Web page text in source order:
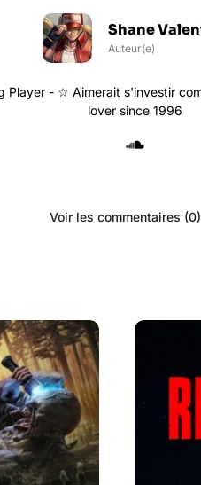
Shane
Auteur(e)
- ☆ Aimerait s'investir
lover since 1996
Voir les commentaires (0)